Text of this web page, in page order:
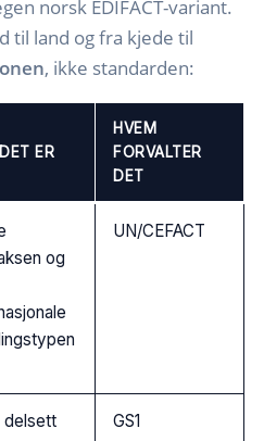
norsk EDIFACT-variant.
til land og fra kjede til
, ikke standarden:
ER
HVEM
FORVALTER
DET
og
UN/CEFACT
delsett
GS1